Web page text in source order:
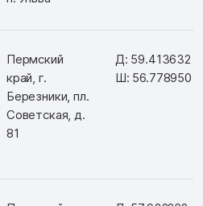
Пермский
край, г.
Березники, пл.
Советская, д.
81
Д: 59.413632
Ш: 56.778950